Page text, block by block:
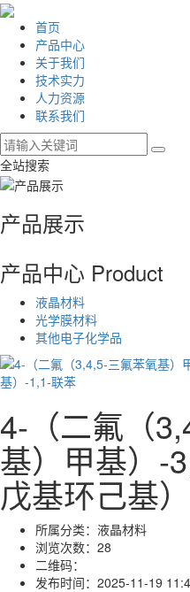
首页
产品中心
关于我们
技术实力
人力资源
联系我们
全站搜索
产品展示
产品中心 Product
液晶材料
光学膜材料
其他电子化学品
4-（二氟（
基）甲基）-
戊基环己基
所属分类： 液晶材料
浏览次数： 28
二维码：
发布时间： 2025-11-19